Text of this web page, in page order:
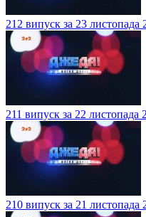
212 випуск за 23 листопада
211 випуск за 22 листопада
210 випуск за 21 листопада